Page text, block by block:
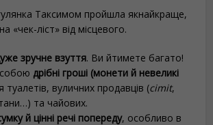
Таксимом пройшла якнайкраще,
«чек-ліст» від місцевого.
зручне взуття. Ви йтимете багато!
собою дрібні гроші (монети й невеликі
туалетів, вуличних продавців (сimit,
та чайових.
й цінні речі попереду, особливо в